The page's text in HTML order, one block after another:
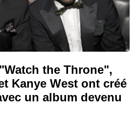
the Throne",
Kanye West ont créé
un album devenu